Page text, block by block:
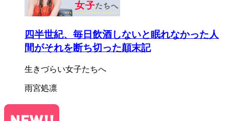
四半世紀、毎日飲酒しないと眠れなかった人
間がそれを断ち切った顛末記
生きづらい女子たちへ
雨宮処凛